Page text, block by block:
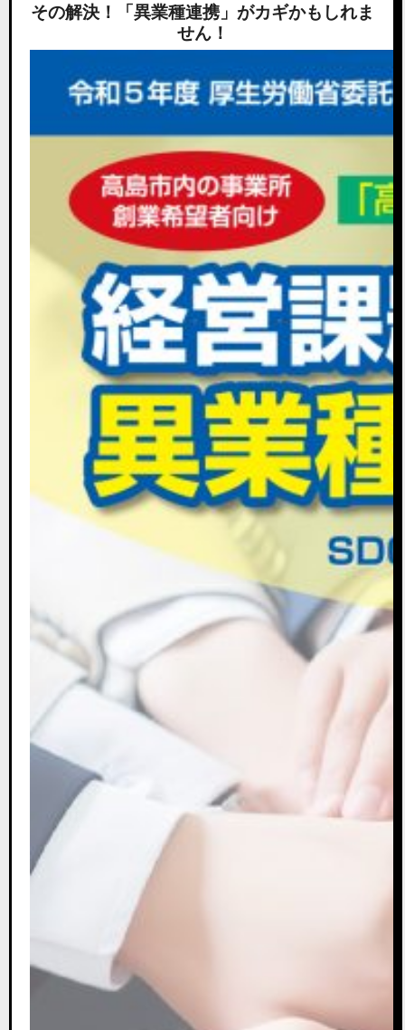
その解決！「異業種連携」がカギかもしれま
せん！